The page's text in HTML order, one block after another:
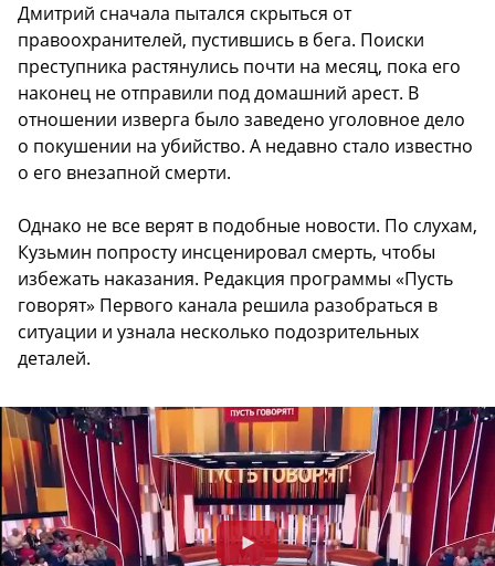
Дмитрий сначала пытался скрыться от
правоохранителей, пустившись в бега. Поиски
преступника растянулись почти на месяц, пока его
наконец не отправили под домашний арест. В
отношении изверга было заведено уголовное дело
о покушении на убийство. А недавно стало известно
о его внезапной смерти.
Однако не все верят в подобные новости. По слухам,
Кузьмин попросту инсценировал смерть, чтобы
избежать наказания. Редакция программы «Пусть
говорят» Первого канала решила разобраться в
ситуации и узнала несколько подозрительных
деталей.